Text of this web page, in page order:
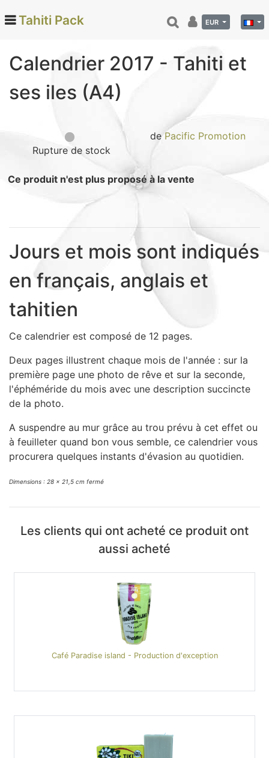
Monoi de Tahiti (66)
Noix de coco (24)
Vanille de Tahiti (26)
Calendriers et agenda (6)
Danse tahitienne (29)
Décoration (22)
Sacs, Bijoux et Accessoires (33)
Loisirs (19)
Nos Box (12)
Nouveautés
Informations
Retour et remboursement
Nous contacter
Tahiti Pack EUR
Calendrier 2017 - Tahiti et
ses iles (A4)
Rupture de stock
dePacific Promotion
Ce produit n'est plus proposé à la vente
Jours et mois sont indiqués
en français, anglais et
tahitien
Ce calendrier est composé de 12 pages.
Deux pages illustrent chaque mois de l'année : sur la
première page une photo de rêve et sur la seconde,
l'éphéméride du mois avec une description succincte
de la photo.
A suspendre au mur grâce au trou prévu à cet effet ou
à feuilleter quand bon vous semble, ce calendrier vous
procurera quelques instants d'évasion au quotidien.
Dimensions : 28 x 21,5 cm fermé
Les clients qui ont acheté ce produit ont
aussi acheté
Café Paradise island - Production d'exception